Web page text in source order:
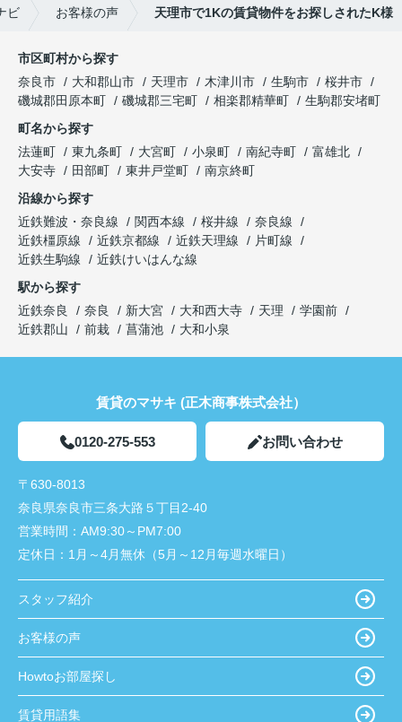
ビ お客様の声 天理市で1Kの賃貸物件をお探しされたK様
市区町村から探す
奈良市
大和郡山市 天理市 木津川市 生駒市
桜井市
磯城郡田原本町
磯城郡三宅町 相楽郡精華町
生駒郡安堵町
町名から探す
法蓮町
東九条町 大宮町 小泉町 南紀寺町
富雄北
大安寺
田部町 東井戸堂町
南京終町
沿線から探す
近鉄難波・奈良線
関西本線 桜井線
奈良線
近鉄橿原線
近鉄京都線 近鉄天理線
片町線
近鉄生駒線
近鉄けいはんな線
駅から探す
近鉄奈良
奈良 新大宮 大和西大寺 天理
学園前
近鉄郡山
前栽 菖蒲池 大和小泉
賃貸のマサキ (正木商事株式会社）
0120-275-553 お問い合わせ
〒630-8013
奈良県奈良市三条大路５丁目2-40
営業時間： AM9:30～PM7:00
定休日： 1月～4月無休（5月～12月毎週水曜日）
スタッフ紹介
お客様の声
Howtoお部屋探し
賃貸用語集